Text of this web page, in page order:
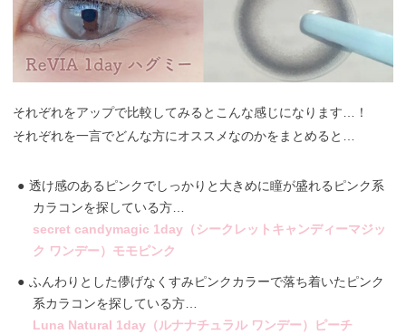
それぞれをアップで比較してみるとこんな感じになります…！
それぞれを一言でどんな方にオススメなのかをまとめると…
透け感のあるピンクでしっかりと大きめに瞳が盛れるピンク系
カラコンを探している方…
secret candymagic 1day（シークレットキャンディーマジッ
ク ワンデー）モモピンク
ふんわりとした儚げなくすみピンクカラーで落ち着いたピンク
系カラコンを探している方…
Luna Natural 1day（ルナナチュラル ワンデー）ピーチ